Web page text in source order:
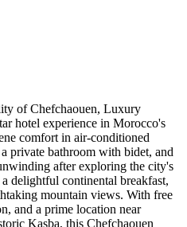
of Chefchaouen, Luxury
hotel experience in Morocco's
comfort in air-conditioned
private bathroom with bidet, and
after exploring the city's
delightful continental breakfast,
mountain views. With free
and a prime location near
Kasba, this Chefchaouen